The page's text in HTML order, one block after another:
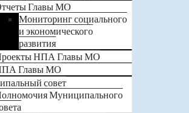
Главы МО
Мониторинг социального
и экономического
развития
НПА Главы МО
Главы МО
совет
Муниципального